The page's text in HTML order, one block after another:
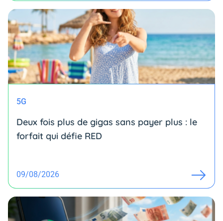
5G
Deux fois plus de gigas sans payer plus : le
forfait qui défie RED
09/08/2026